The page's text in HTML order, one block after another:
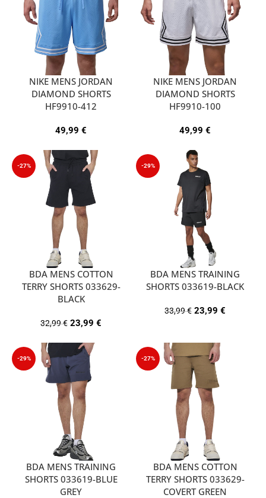
NIKE MENS JORDAN
DIAMOND SHORTS
HF9910-412
49,99 €
NIKE MENS JORDAN
DIAMOND SHORTS
HF9910-100
49,99 €
-27%
BDA MENS COTTON
TERRY SHORTS 033629-
BLACK
32,99€ 23,99 €
-29%
BDA MENS TRAINING
SHORTS 033619-BLACK
33,99€ 23,99 €
-29%
BDA MENS TRAINING
SHORTS 033619-BLUE
GREY
-27%
BDA MENS COTTON
TERRY SHORTS 033629-
COVERT GREEN